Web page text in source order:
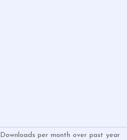
Downloads per month over past year